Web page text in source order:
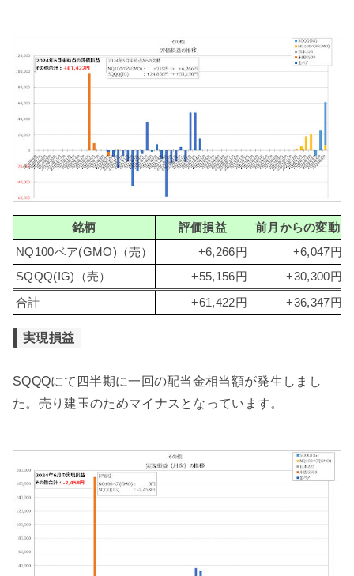
銘柄 評価損益
前月からの変動
NQ100ベア(GMO)（売）
+6,266円
+6,047円
SQQQ(IG)（売）
+55,156円 +30,300円
合計 +61,422円 +36,347円
実現損益
SQQQにて四半期に一回の配当金相当額が発生しまし
た。売り建玉のためマイナスとなっています。